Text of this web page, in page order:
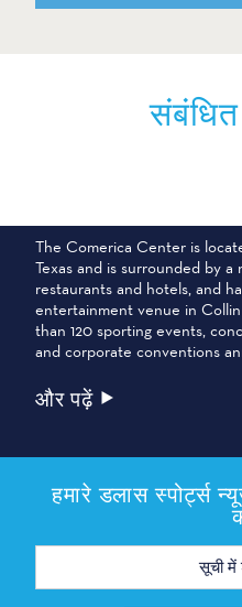
संबंधित
The Comerica Center is
Texas and is surrounded by a
restaurants and hotels, and
entertainment venue in
than 120 sporting events,
and corporate conventions
और पढ़ें
हमारे डलास स्पोर्ट्स
मेल